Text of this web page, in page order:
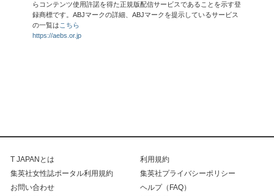
らコンテンツ使用許諾を得た正規版配信サービスであることを示す登
録商標です。ABJマークの詳細、ABJマークを提示しているサービス
の一覧は こちら
https://aebs.or.jp
T JAPANとは
利用規約
集英社女性誌ポータル利用規約
集英社プライバシーポリシー
お問い合わせ
ヘルプ（FAQ）